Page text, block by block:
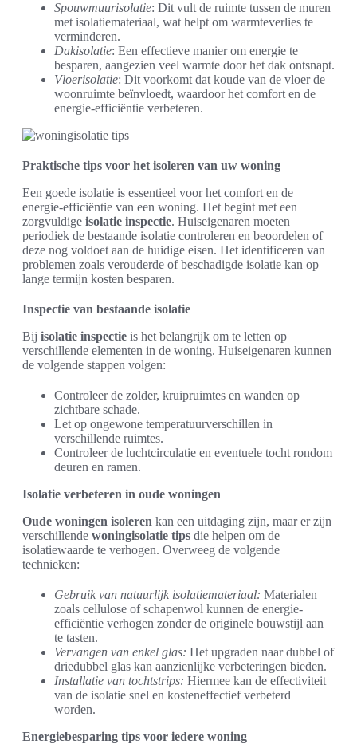
Spouwmuurisolatie: Dit vult de ruimte tussen de muren
met isolatiemateriaal, wat helpt om warmteverlies te
verminderen.
Dakisolatie: Een effectieve manier om energie te
besparen, aangezien veel warmte door het dak ontsnapt.
Vloerisolatie: Dit voorkomt dat koude van de vloer de
woonruimte beïnvloedt, waardoor het comfort en de
energie-efficiëntie verbeteren.
Praktische tips voor het isoleren van uw woning
Een goede isolatie is essentieel voor het comfort en de
energie-efficiëntie van een woning. Het begint met een
zorgvuldige isolatie inspectie. Huiseigenaren moeten
periodiek de bestaande isolatie controleren en beoordelen of
deze nog voldoet aan de huidige eisen. Het identificeren van
problemen zoals verouderde of beschadigde isolatie kan op
lange termijn kosten besparen.
Inspectie van bestaande isolatie
Bij isolatie inspectie is het belangrijk om te letten op
verschillende elementen in de woning. Huiseigenaren kunnen
de volgende stappen volgen:
Controleer de zolder, kruipruimtes en wanden op
zichtbare schade.
Let op ongewone temperatuurverschillen in
verschillende ruimtes.
Controleer de luchtcirculatie en eventuele tocht rondom
deuren en ramen.
Isolatie verbeteren in oude woningen
Oude woningen isoleren kan een uitdaging zijn, maar er zijn
verschillende woningisolatie tips die helpen om de
isolatiewaarde te verhogen. Overweeg de volgende
technieken:
Gebruik van natuurlijk isolatiemateriaal: Materialen
zoals cellulose of schapenwol kunnen de energie-
efficiëntie verhogen zonder de originele bouwstijl aan
te tasten.
Vervangen van enkel glas: Het upgraden naar dubbel of
driedubbel glas kan aanzienlijke verbeteringen bieden.
Installatie van tochtstrips: Hiermee kan de effectiviteit
van de isolatie snel en kosteneffectief verbeterd
worden.
Energiebesparing tips voor iedere woning